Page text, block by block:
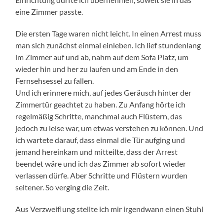
eine Zimmer passte.
Die ersten Tage waren nicht leicht. In einen Arrest muss
man sich zunächst einmal einleben. Ich lief stundenlang
im Zimmer auf und ab, nahm auf dem Sofa Platz, um
wieder hin und her zu laufen und am Ende in den
Fernsehsessel zu fallen.
Und ich erinnere mich, auf jedes Geräusch hinter der
Zimmertür geachtet zu haben. Zu Anfang hörte ich
regelmäßig Schritte, manchmal auch Flüstern, das
jedoch zu leise war, um etwas verstehen zu können. Und
ich wartete darauf, dass einmal die Tür aufging und
jemand hereinkam und mitteilte, dass der Arrest
beendet wäre und ich das Zimmer ab sofort wieder
verlassen dürfe. Aber Schritte und Flüstern wurden
seltener. So verging die Zeit.
Aus Verzweiflung stellte ich mir irgendwann einen Stuhl